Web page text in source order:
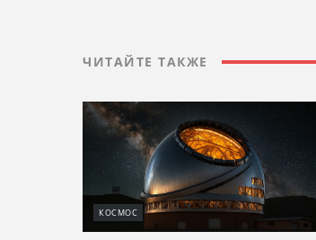
ЧИТАЙТЕ ТАКЖЕ
КОСМОС